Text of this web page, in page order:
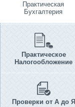
Практическая
Бухгалтерия
Практическое
Налогообложение
Проверки от А до Я